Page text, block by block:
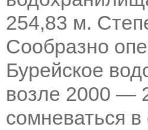
254,83 м.
Сообразно
Бурейское
возле 2000 —
сомневаться